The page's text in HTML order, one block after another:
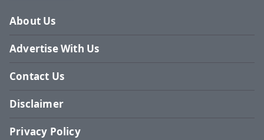
About Us
Advertise With Us
Contact Us
Disclaimer
Privacy Policy